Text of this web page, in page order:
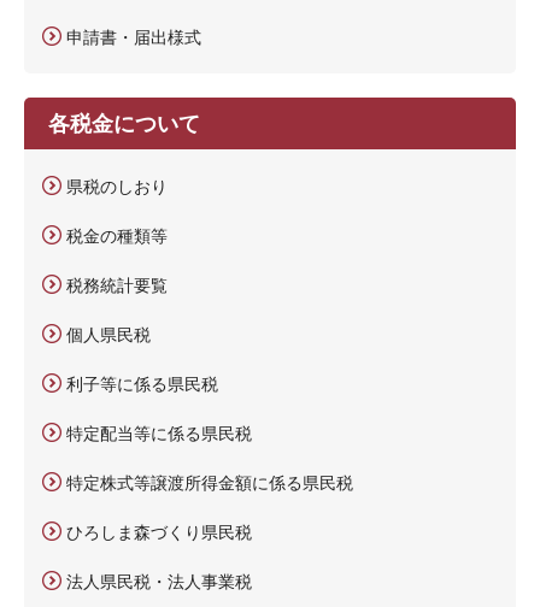
申請書・届出様式
各税金について
県税のしおり
税金の種類等
税務統計要覧
個人県民税
利子等に係る県民税
特定配当等に係る県民税
特定株式等譲渡所得金額に係る県民税
ひろしま森づくり県民税
法人県民税・法人事業税